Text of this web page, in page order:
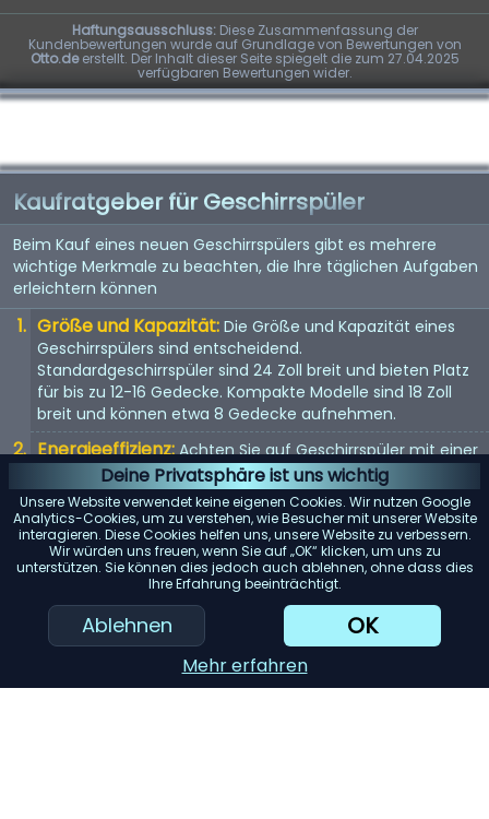
Deine Privatsphäre ist uns wichtig
Unsere Website verwendet keine eigenen Cookies. Wir nutzen Google
Analytics-Cookies, um zu verstehen, wie Besucher mit unserer Website
interagieren. Diese Cookies helfen uns, unsere Website zu verbessern.
Wir würden uns freuen, wenn Sie auf „OK“ klicken, um uns zu
unterstützen. Sie können dies jedoch auch ablehnen, ohne dass dies
Ihre Erfahrung beeinträchtigt.
Ablehnen OK
Mehr erfahren
Haftungsausschluss:Diese Zusammenfassung der
Kundenbewertungen wurde auf Grundlage von Bewertungen von
Otto.deerstellt. Der Inhalt dieser Seite spiegelt die zum 27.04.2025
verfügbaren Bewertungen wider.
Kaufratgeber für Geschirrspüler
Beim Kauf eines neuen Geschirrspülers gibt es mehrere
wichtige Merkmale zu beachten, die Ihre täglichen Aufgaben
erleichtern können
Größe und Kapazität: Die Größe und Kapazität eines
Geschirrspülers sind entscheidend.
Standardgeschirrspüler sind 24 Zoll breit und bieten Platz
für bis zu 12-16 Gedecke. Kompakte Modelle sind 18 Zoll
breit und können etwa 8 Gedecke aufnehmen.
Energieeffizienz: Achten Sie auf Geschirrspüler mit einer
Energy Star-Bewertung. Diese Modelle verbrauchen
weniger Wasser und Strom, was Ihnen langfristig Geld
spart.
Geräuschpegel: Geschirrspüler können laut sein. Wenn
Lärm ein Problem darstellt, suchen Sie nach Modellen mit
einem Dezibelwert von 45 oder darunter.
Reinigungsleistung:
Achten Sie auf Geschirrspüler mit
mehreren Spülzyklen und Optionen. Modelle mit einem
„Entsorger für harte Lebensmittel“ oder einem